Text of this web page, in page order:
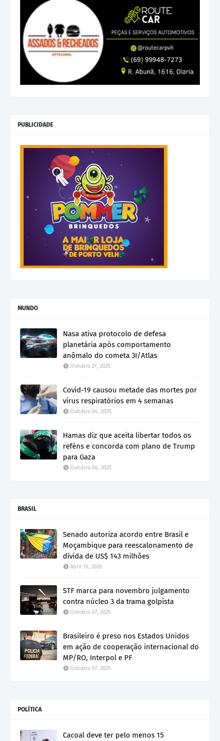
PUBLICIDADE
MUNDO
Nasa ativa protocolo de defesa
planetária após comportamento
anômalo do cometa 3I/Atlas
Outubro 27, 2025
Covid-19 causou metade das mortes por
vírus respiratórios em 4 semanas
Outubro 04, 2025
Hamas diz que aceita libertar todos os
reféns e concorda com plano de Trump
para Gaza
Outubro 04, 2025
BRASIL
Senado autoriza acordo entre Brasil e
Moçambique para reescalonamento de
dívida de US$ 143 milhões
Abril 16, 2026
STF marca para novembro julgamento
contra núcleo 3 da trama golpista
Outubro 07, 2025
Brasileiro é preso nos Estados Unidos
em ação de cooperação internacional do
MP/RO, Interpol e PF
Outubro 07, 2025
POLÍTICA
Cacoal deve ter pelo menos 15